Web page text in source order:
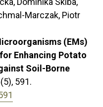
Marczak, Piotr
(EMs)
Enhancing Potato
Soil-Borne
(5), 591.